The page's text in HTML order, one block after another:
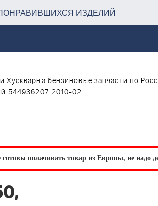
ИЗДЕЛИЙ
Хускварна бензиновые запчасти по
544936207 2010-02
оплачивать товар из Европы, не надо